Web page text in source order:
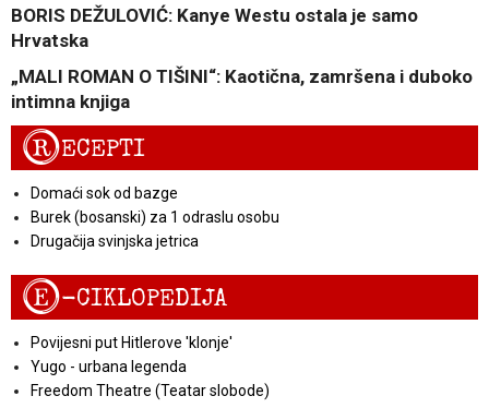
BORIS DEŽULOVIĆ: Kanye Westu ostala je samo
Hrvatska
„MALI ROMAN O TIŠINI“: Kaotična, zamršena i duboko
intimna knjiga
RECEPTI
Domaći sok od bazge
Burek (bosanski) za 1 odraslu osobu
Drugačija svinjska jetrica
E-CIKLOPEDIJA
Povijesni put Hitlerove 'klonje'
Yugo - urbana legenda
Freedom Theatre (Teatar slobode)